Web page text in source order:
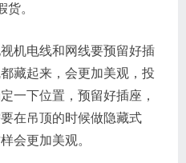
。
机电线和网线要预留好插
藏起来，会更加美观，投
一下位置，预留好插座，
在吊顶的时候做隐藏式
会更加美观。